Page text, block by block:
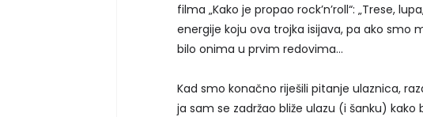
filma „Kako je propao rock’n’roll“: „Trese,
energije koju ova trojka isijava, pa ako smo
bilo onima u prvim redovima…
Kad smo konačno riješili pitanje ulaznica,
ja sam se zadržao bliže ulazu (i šanku)